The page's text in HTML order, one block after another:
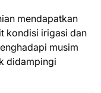
mendapatkan
kondisi irigasi dan
musim
didampingi